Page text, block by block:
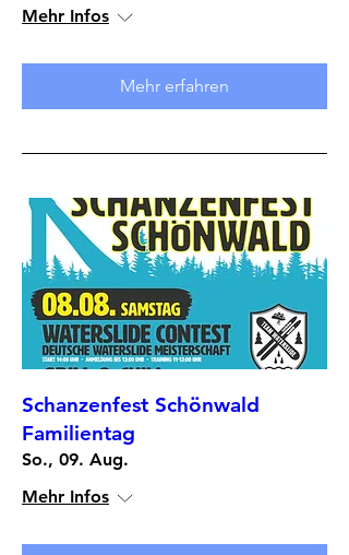
Mehr Infos
Mehr erfahren
Schanzenfest Schönwald
Familientag
So., 09. Aug.
Mehr Infos